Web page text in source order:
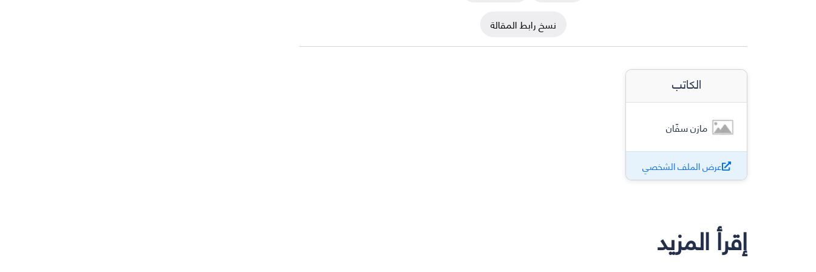
نسخ رابط المقالة
الكاتب
مازن سفّان
عرض الملف الشخصي
إقرأ المزيد